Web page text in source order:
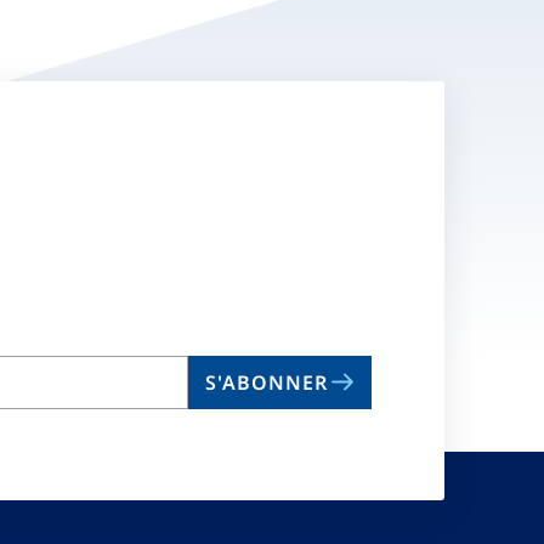
S'ABONNER